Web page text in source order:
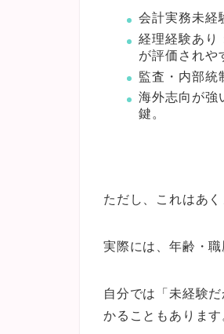
会計実務未経
経理経験あり
が評価されや
監査・内部統
海外志向が強
鍵。
ただし、これはあ
実際には、年齢・
自分では「未経験
かることもあります